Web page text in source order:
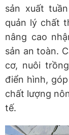
sản xuất
quản lý chất
nâng cao
sản an toàn.
cơ, nuôi
điển hình,
chất lượng
tế.